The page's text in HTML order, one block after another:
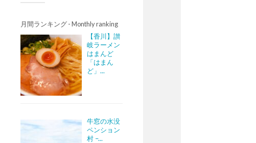
月間ランキング - Monthly ranking
【香川】讃
岐ラーメン
はまんど
「はまん
ど」...
牛窓の水没
ペンション
村 –...